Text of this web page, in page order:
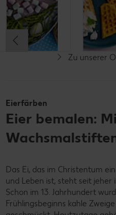
Zu unserer
Eierfärben
Eier bemalen:
Das Ei, das im Christentum
und Leben ist, steht seit
Schon im 13. Jahrhundert
Frühlingsbeginns kahle